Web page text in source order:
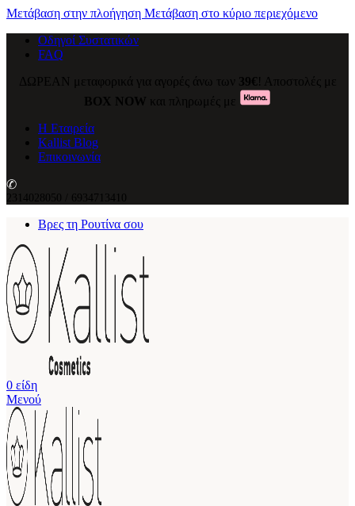
Μετάβαση στην πλοήγηση Μετάβαση στο κύριο περιεχόμενο
Οδηγοί Συστατικών
FAQ
ΔΩΡΕΑΝ μεταφορικά για αγορές άνω των 39€ ! Αποστολές με
ΒΟΧ ΝΟW και πληρωμές με
Η Εταιρεία
Kallist Blog
Επικοινωνία
✆
2314028050 / 6934713410
Βρες τη Ρουτίνα σου
0 είδη
Μενού